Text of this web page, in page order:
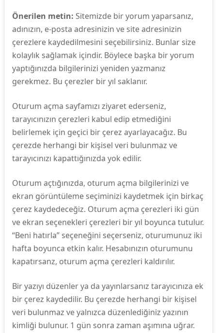
Önerilen metin: Sitemizde bir yorum yaparsanız,
adınızın, e-posta adresinizin ve site adresinizin
çerezlere kaydedilmesini seçebilirsiniz. Bunlar size
kolaylık sağlamak içindir. Böylece başka bir yorum
yaptığınızda bilgilerinizi yeniden yazmanız
gerekmez. Bu çerezler bir yıl saklanır.
Oturum açma sayfamızı ziyaret ederseniz,
tarayıcınızın çerezleri kabul edip etmediğini
belirlemek için geçici bir çerez ayarlayacağız. Bu
çerezde herhangi bir kişisel veri bulunmaz ve
tarayıcınızı kapattığınızda yok edilir.
Oturum açtığınızda, oturum açma bilgilerinizi ve
ekran görüntüleme seçiminizi kaydetmek için birkaç
çerez kaydedeceğiz. Oturum açma çerezleri iki gün
ve ekran seçenekleri çerezleri bir yıl boyunca tutulur.
“Beni hatırla” seçeneğini seçerseniz, oturumunuz iki
hafta boyunca etkin kalır. Hesabınızın oturumunu
kapatırsanz, oturum açma çerezleri kaldırılır.
Bir yazıyı düzenler ya da yayınlarsanız tarayıcınıza ek
bir çerez kaydedilir. Bu çerezde herhangi bir kişisel
veri bulunmaz ve yalnızca düzenlediğiniz yazının
kimliği bulunur. 1 gün sonra zaman aşımına uğrar.